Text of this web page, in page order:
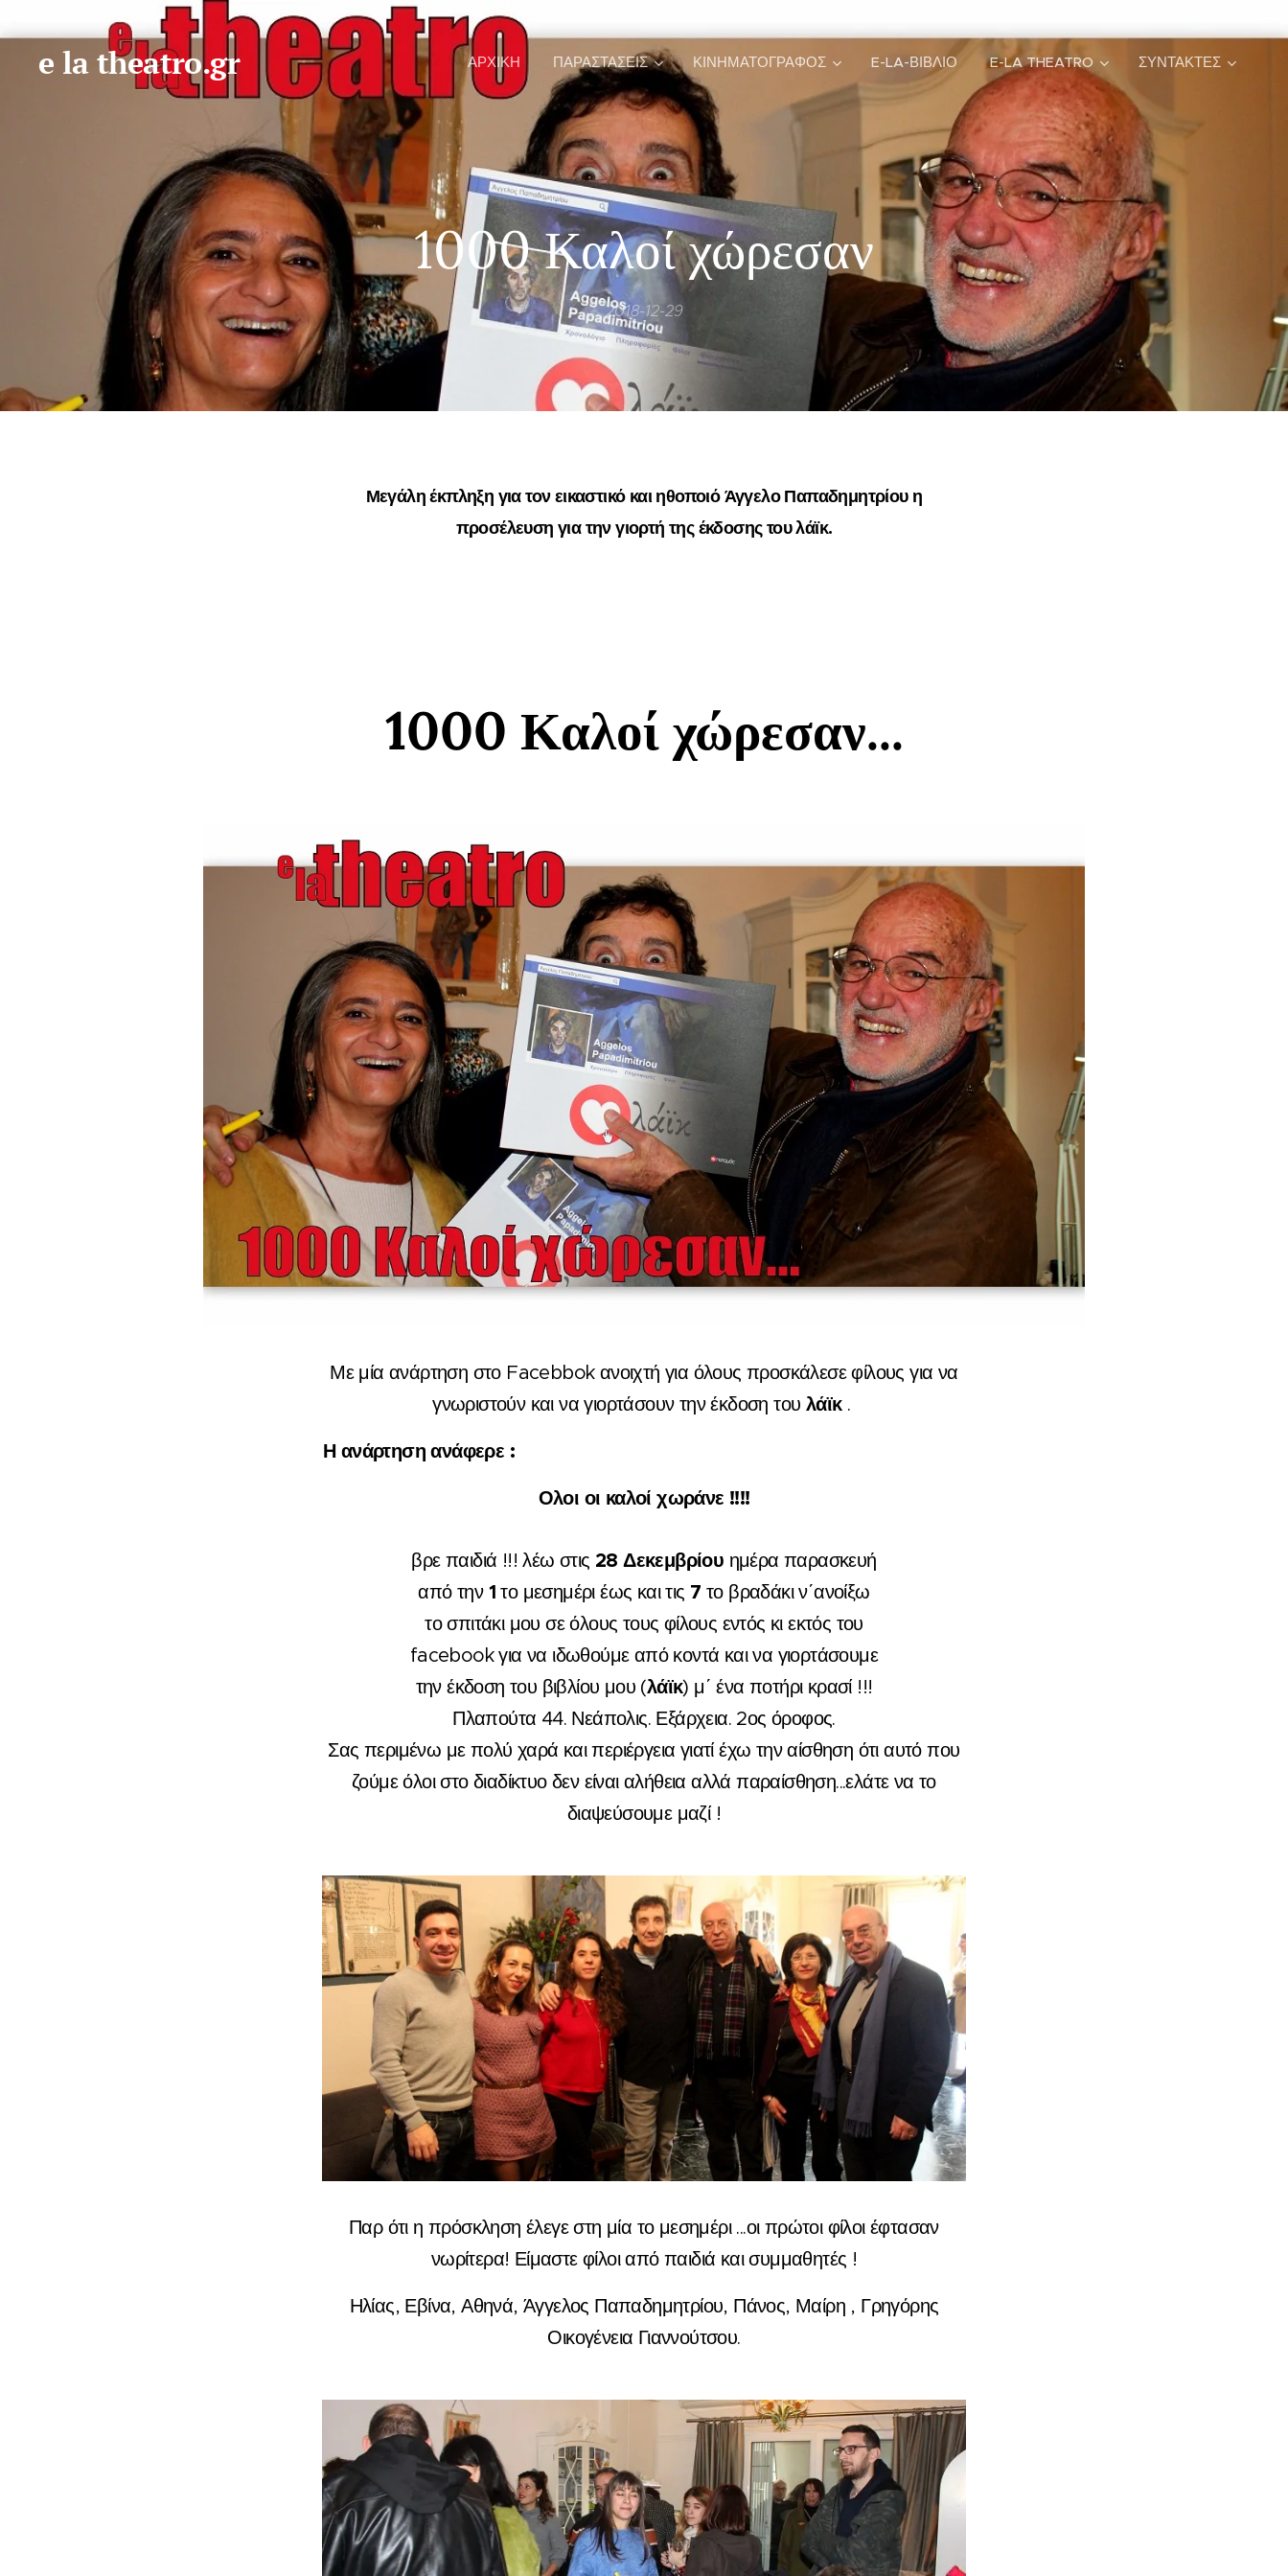
e la theatro.gr ΑΡΧΙΚΉ ΠΑΡΑΣΤΑΣΕΙΣ ΚΙΝΗΜΑΤΟΓΡΑΦΟΣ E-LA-ΒΙΒΛΙΟ E-LA THEATRO ΣΥΝΤΑΚΤΕΣ
1000 Καλοί χώρεσαν
2018-12-29
Μεγάλη έκπληξη για τον εικαστικό και ηθοποιό Άγγελο Παπαδημητρίου η
προσέλευση για την γιορτή της έκδοσης του λάϊκ.
1000 Καλοί χώρεσαν...
Με μία ανάρτηση στο Facebbok ανοιχτή για όλους προσκάλεσε φίλους για να
γνωριστούν και να γιορτάσουν την έκδοση του λάϊκ .
Η ανάρτηση ανάφερε :
Ολοι οι καλοί χωράνε !!!!
βρε παιδιά !!! λέω στις 28 Δεκεμβρίου ημέρα παρασκευή
από την 1 το μεσημέρι έως και τις 7 το βραδάκι ν΄ανοίξω
το σπιτάκι μου σε όλους τους φίλους εντός κι εκτός του
facebook για να ιδωθούμε από κοντά και να γιορτάσουμε
την έκδοση του βιβλίου μου (λάϊκ) μ΄ ένα ποτήρι κρασί !!!
Πλαπούτα 44. Νεάπολις. Εξάρχεια. 2ος όροφος.
Σας περιμένω με πολύ χαρά και περιέργεια γιατί έχω την αίσθηση ότι αυτό που
ζούμε όλοι στο διαδίκτυο δεν είναι αλήθεια αλλά παραίσθηση...ελάτε να το
διαψεύσουμε μαζί !
Παρ ότι η πρόσκληση έλεγε στη μία το μεσημέρι ...οι πρώτοι φίλοι έφτασαν
νωρίτερα! Είμαστε φίλοι από παιδιά και συμμαθητές !
Ηλίας, Εβίνα, Αθηνά, Άγγελος Παπαδημητρίου, Πάνος, Μαίρη , Γρηγόρης
Οικογένεια Γιαννούτσου.